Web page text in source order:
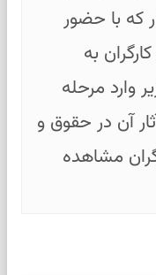
که با حضور
به
وارد مرحله
آن در حقوق و
مشاهده